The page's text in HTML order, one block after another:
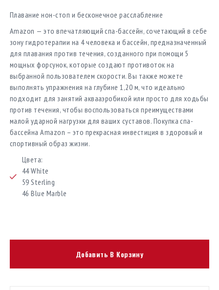
Плавание нон-стоп и бесконечное расслабление
Amazon — это впечатляющий спа-бассейн, сочетающий в себе
зону гидротерапии на 4 человека и бассейн, предназначенный
для плавания против течения, созданного при помощи 5
мощных форсунок, которые создают противоток на
выбранной пользователем скорости. Вы также можете
выполнять упражнения на глубине 1,20 м, что идеально
подходит для занятий аквааэробикой или просто для ходьбы
против течения, чтобы воспользоваться преимуществами
малой ударной нагрузки для ваших суставов. Покупка спа-
бассейна Amazon – это прекрасная инвестиция в здоровый и
спортивный образ жизни.
Цвета:
44 White
59 Sterling
46 Blue Marble
Добавить В Корзину